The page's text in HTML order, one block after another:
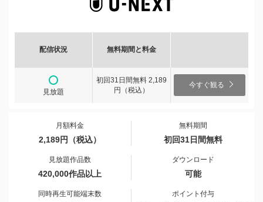
配信状況 無料期間と料金
見放題
初回31日間無料 2,189
円（税込）
今すぐ観る
月額料金
2,189円（税込）
無料期間
初回31日間無料
見放題作品数
420,000作品以上
ダウンロード
可能
同時再生可能端末数 ポイント付与